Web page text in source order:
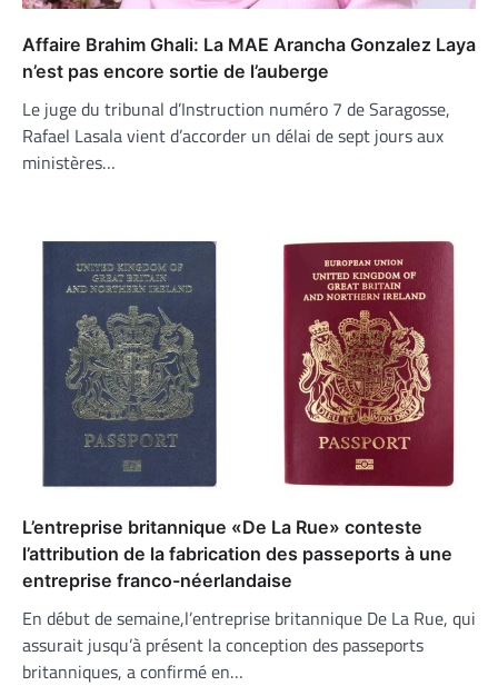
Affaire Brahim Ghali: La MAE Arancha Gonzalez Laya
n’est pas encore sortie de l’auberge
Le juge du tribunal d’Instruction numéro 7 de Saragosse,
Rafael Lasala vient d’accorder un délai de sept jours aux
ministères…
L’entreprise britannique «De La Rue» conteste
l’attribution de la fabrication des passeports à une
entreprise franco-néerlandaise
En début de semaine,l’entreprise britannique De La Rue, qui
assurait jusqu’à présent la conception des passeports
britanniques, a confirmé en…